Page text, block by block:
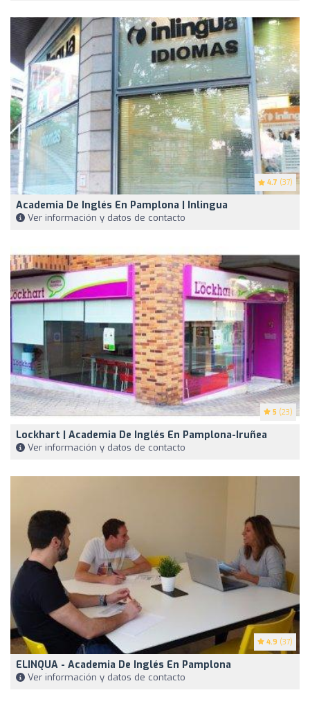
4.7 (37)
Academia De Inglés En Pamplona | Inlingua
Ver información y datos de contacto
5 (23)
Lockhart | Academia De Inglés En Pamplona-Iruñea
Ver información y datos de contacto
4.9 (37)
ELINQUA - Academia De Inglés En Pamplona
Ver información y datos de contacto